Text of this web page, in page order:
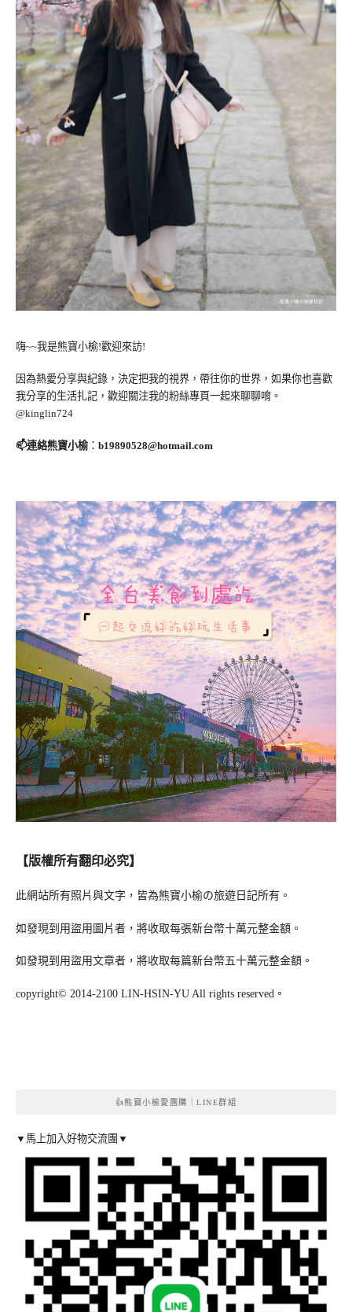
嗨~~我是熊寶小榆!歡迎來訪!
因為熱愛分享與紀錄，決定把我的視界，帶往你的世界，如果你也喜歡
我分享的生活扎記，歡迎關注我的粉絲專頁一起來聊聊唷。
@kinglin724
📫連絡熊寶小榆： b19890528@hotmail.com
【版權所有翻印必究】
此網站所有照片與文字，皆為熊寶小榆の旅遊日記所有。
如發現到用盜用圖片者，將收取每張新台幣十萬元整金額。
如發現到用盜用文章者，將收取每篇新台幣五十萬元整金額。
copyright© 2014-2100 LIN-HSIN-YU All rights reserved。
👍熊寶小榆愛團購｜LINE群組
▼馬上加入好物交流團▼